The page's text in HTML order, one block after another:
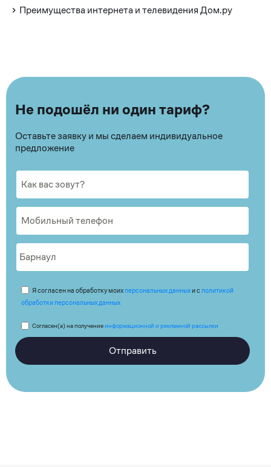
Преимущества интернета и телевидения Дом.ру
Не подошёл ни один тариф?
Оставьте заявку и мы сделаем индивидуальное
предложение
Я согласен на обработку моих персональных данныхи с политикой
обработки персональных данных
Согласен(а) на получениеинформационной и рекламной рассылки
Отправить